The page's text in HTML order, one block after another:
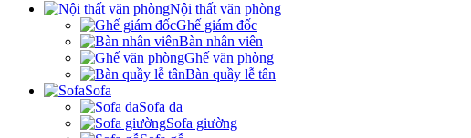
Nội thất văn phòng
Ghế giám đốc
Bàn nhân viên
Ghế văn phòng
Bàn quầy lễ tân
Sofa
Sofa da
Sofa giường